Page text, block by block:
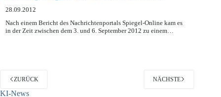
Hacking-Angriff auf Deutsche Telekom
28.09.2012
Nach einem Bericht des Nachrichtenportals Spiegel-Online kam es
ZURÜCK